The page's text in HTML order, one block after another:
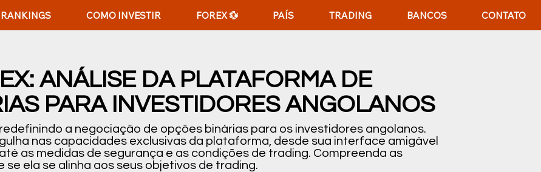
RANKINGS COMO INVESTIR FOREX 💱 PAÍS TRADING BANCOS CONTATO
ANÁLISE DA PLATAFORMA DE
PARA INVESTIDORES ANGOLANOS
a negociação de opções binárias para os investidores angolanos.
nas capacidades exclusivas da plataforma, desde sua interface amigável
as medidas de segurança e as condições de trading. Compreenda as
ela se alinha aos seus objetivos de trading.